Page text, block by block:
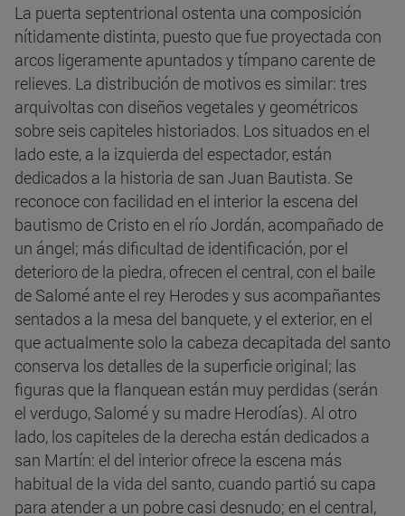
La puerta septentrional ostenta una composición
nítidamente distinta, puesto que fue proyectada con
arcos ligeramente apuntados y tímpano carente de
relieves. La distribución de motivos es similar: tres
arquivoltas con diseños vegetales y geométricos
sobre seis capiteles historiados. Los situados en el
lado este, a la izquierda del espectador, están
dedicados a la historia de san Juan Bautista. Se
reconoce con facilidad en el interior la escena del
bautismo de Cristo en el río Jordán, acompañado de
un ángel; más dificultad de identificación, por el
deterioro de la piedra, ofrecen el central, con el baile
de Salomé ante el rey Herodes y sus acompañantes
sentados a la mesa del banquete, y el exterior, en el
que actualmente solo la cabeza decapitada del santo
conserva los detalles de la superficie original; las
figuras que la flanquean están muy perdidas (serán
el verdugo, Salomé y su madre Herodías). Al otro
lado, los capiteles de la derecha están dedicados a
san Martín: el del interior ofrece la escena más
habitual de la vida del santo, cuando partió su capa
para atender a un pobre casi desnudo; en el central,